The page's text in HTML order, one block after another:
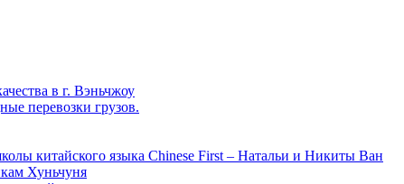
в г. Вэньчжоу
перевозки грузов.
китайского языка Chinese First – Натальи и Никиты Ван
Хуньчуня